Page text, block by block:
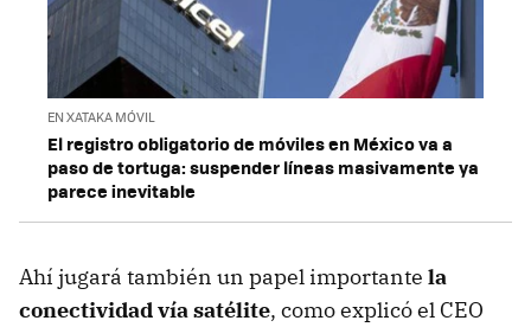
EN XATAKA MÓVIL
El registro obligatorio de móviles en México va a
paso de tortuga: suspender líneas masivamente ya
parece inevitable
Ahí jugará también un papel importante la
conectividad vía satélite, como explicó el CEO